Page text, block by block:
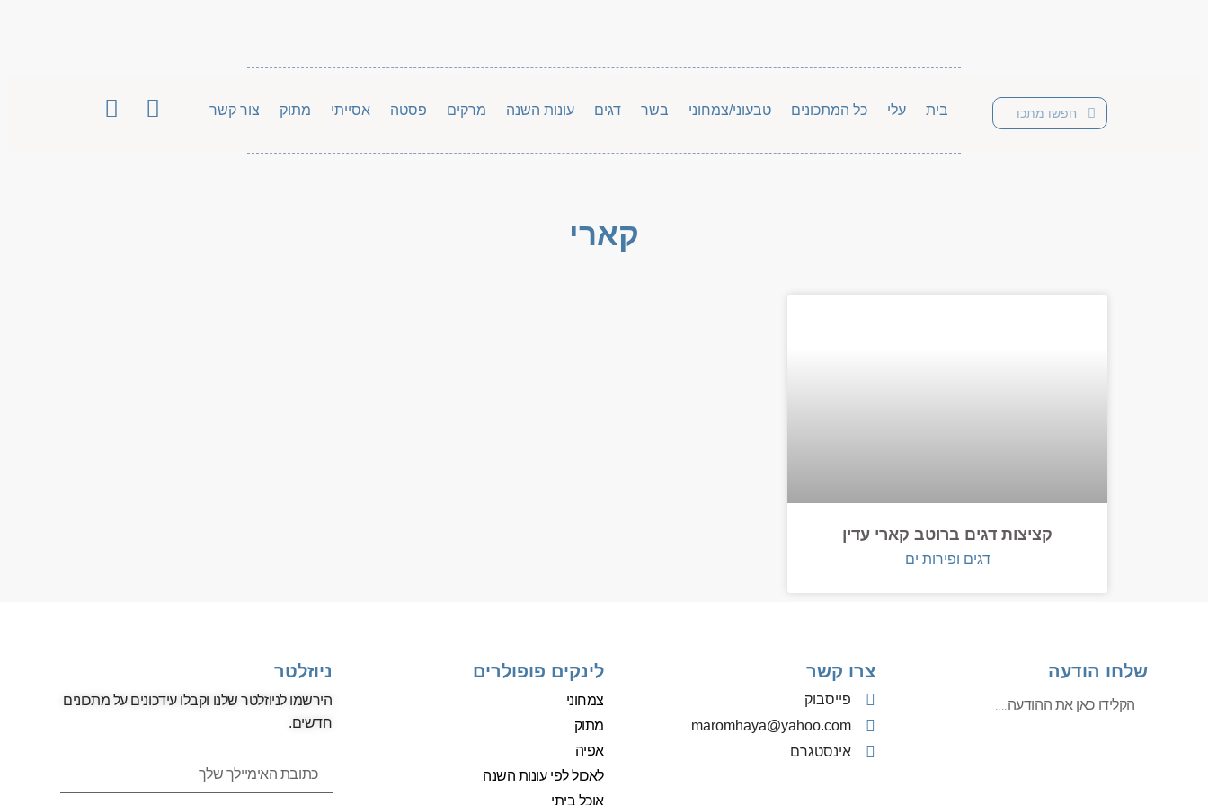
בית עלי כל המתכונים טבעוני/צמחוני בשר דגים עונות השנה מרקים פסטה אסייתי מתוק צור קשר
קארי
קציצות דגים ברוטב קארי עדין
דגים ופירות ים
שלחו הודעה צרו קשר
פייסבוק
‫maromhaya@yahoo.com
אינסטגרם
לינקים פופולרים
צמחוני
מתוק
אפיה
לאכול לפי עונות השנה
אוכל ביתי
ניוזלטר
הירשמו לניוזלטר שלנו וקבלו עידכונים על מתכונים
חדשים.